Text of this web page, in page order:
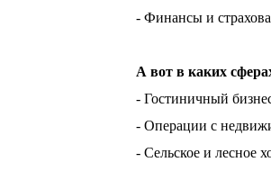
- Финансы и
А вот в каких
- Гостиничный
- Операции с
- Сельское и лесное